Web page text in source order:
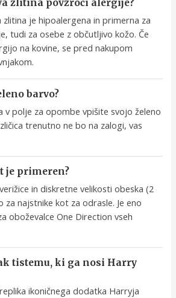
zlitina povzroči alergije?
je hipoalergena in primerna za
tudi za osebe z občutljivo kožo. Če
na kovine, se pred nakupom
barvo?
v polje za opombe vpišite svojo želeno
trenutno ne bo na zalogi, vas
je primeren?
in diskretne velikosti obeska (2
najstnike kot za odrasle. Je eno
oboževalce One Direction vseh
tistemu, ki ga nosi Harry
ikoničnega dodatka Harryja